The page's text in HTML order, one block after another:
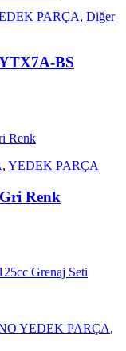
PARÇA, Diğer
BS
, YEDEK PARÇA
Renk
YEDEK PARÇA,